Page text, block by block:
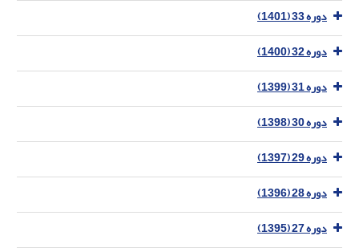
دوره 33 (1401)
دوره 32 (1400)
دوره 31 (1399)
دوره 30 (1398)
دوره 29 (1397)
دوره 28 (1396)
دوره 27 (1395)